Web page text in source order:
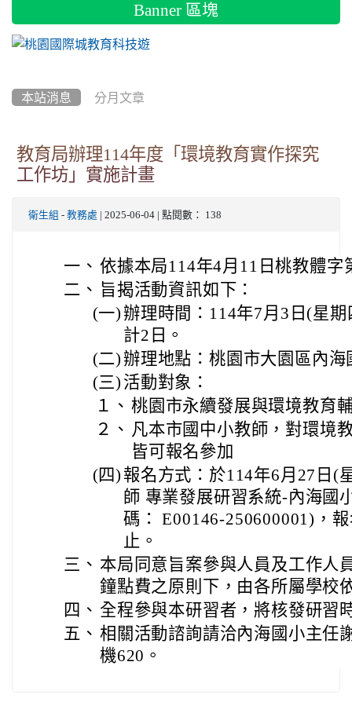
Banner 區塊
本站消息 分月文章
教育局辦理114年度「環境教育實作探究
工作坊」實施計畫
衛生組 - 教務處 | 2025-06-04 | 點閱數： 138
一、 依據本局114年4月11日桃教體字
二、 旨揭活動資訊如下：
(一)辦理時間：114年7月3日(星
計2日。
(二)辦理地點：桃園市大園區內海
(三) 活動對象：
１、 桃園市永續發展與環境教育
２、 凡本市國中小教師，對環境
皆可報名參加
(四) 報名方式：於114年6月27日(
師 專業發展研習系統-內海國
碼： E00146-250600001)，
止。
三、 本局同意旨案參與人員及工作人
鐘點費之原則下，由各所屬學校
四、 全程參與本研習者，將核發研習
五、 相關活動諮詢請洽內海國小主任
機620。